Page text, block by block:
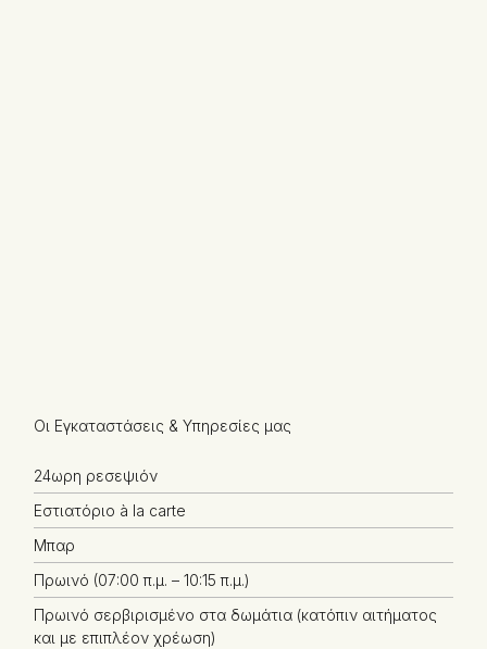
Οι Εγκαταστάσεις & Υπηρεσίες μας
24ωρη ρεσεψιόν
Εστιατόριο à la carte
Μπαρ
Πρωινό (07:00 π.μ. – 10:15 π.μ.)
Πρωινό σερβιρισμένο στα δωμάτια (κατόπιν αιτήματος
και με επιπλέον χρέωση)